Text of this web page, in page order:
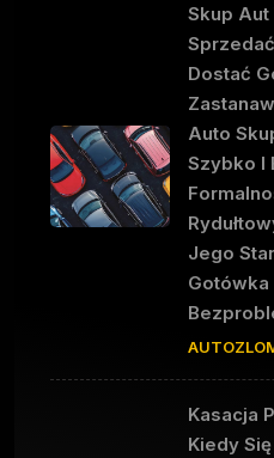
Skup Aut
Dostać
Auto
Szybko I
Jego
Gotówka
Kasacja
Kiedy